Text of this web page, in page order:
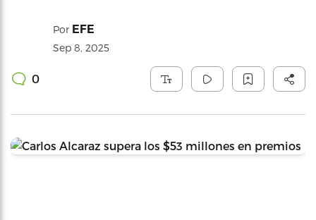
Por EFE
Sep 8, 2025
0